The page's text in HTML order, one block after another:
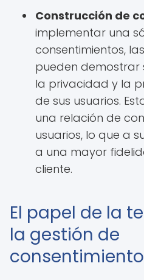
Construcción de
implementar una
consentimientos,
pueden demostrar
la privacidad y la
de sus usuarios.
una relación de
usuarios, lo que a
a una mayor
cliente.
El papel de la
la gestión de